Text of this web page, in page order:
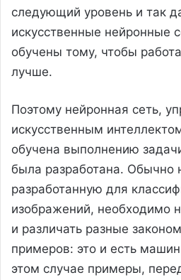
следующий уровень и так
искусственные нейронные
обучены тому, чтобы
лучше.
Поэтому нейронная сеть,
искусственным
обучена выполнению
была разработана. Обычно
разработанную для
изображений, необходимо
и различать разные
примеров: это и есть
этом случае примеры,